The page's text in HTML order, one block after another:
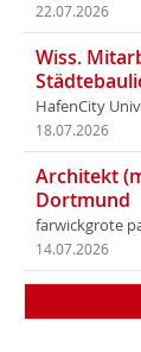
22.07.2026
Wiss.
HafenCity
18.07.2026
Architekt
Dortmund
farwickgrote
14.07.2026